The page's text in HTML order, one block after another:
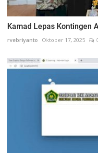
Kamad Lepas Kontingen
rvebriyanto Oktober 17, 2025